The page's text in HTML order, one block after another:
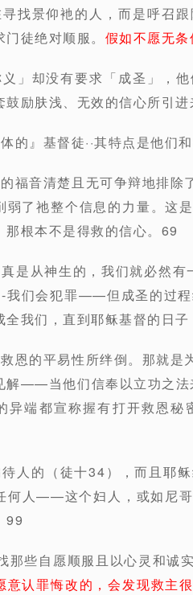
找景仰衪的人，而是呼召
徒绝对顺服。 假如不愿无条
」却没有要求「成圣」，
鼓励肤浅、无效的信心所引
的』基督徒··其特点是他们
福音清楚且无可争辩地排除
弱了祂整个信息的力量。这
那根本不是得救的信心。69
是从神生的，我们就必然
-我们会犯罪——但成圣的过
全我们，直到耶稣基督的日
恩的平易性所绊倒。那就是
解——当他们信奉以立功之法
异端都宣称握有打开救恩
人的（徒十34），而且耶
何人——这个妇人，或如尼
99
那些自愿顺服且以心灵和诚
意认罪悔改的，会发现救主